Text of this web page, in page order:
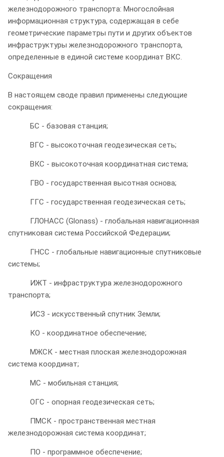
железнодорожного транспорта: Многослойная
информационная структура, содержащая в себе
геометрические параметры пути и других объектов
инфраструктуры железнодорожного транспорта,
определенные в единой системе координат ВКС.
Сокращения
В настоящем своде правил применены следующие
сокращения:
БС - базовая станция;
ВГС - высокоточная геодезическая сеть;
ВКС - высокоточная координатная система;
ГВО - государственная высотная основа;
ГГС - государственная геодезическая сеть;
ГЛОНАСС (Glonass) - глобальная навигационная
спутниковая система Российской Федерации;
ГНСС - глобальные навигационные спутниковые
системы;
ИЖТ - инфраструктура железнодорожного
транспорта;
ИСЗ - искусственный спутник Земли;
КО - координатное обеспечение;
МЖСК - местная плоская железнодорожная
система координат;
МС - мобильная станция;
ОГС - опорная геодезическая сеть;
ПМСК - пространственная местная
железнодорожная система координат;
ПО - программное обеспечение;